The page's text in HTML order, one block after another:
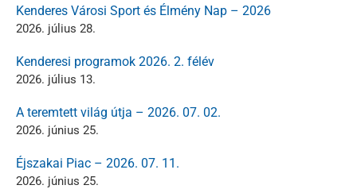
Kenderes Városi Sport és Élmény Nap – 2026
2026. július 28.
Kenderesi programok 2026. 2. félév
2026. július 13.
A teremtett világ útja – 2026. 07. 02.
2026. június 25.
Éjszakai Piac – 2026. 07. 11.
2026. június 25.